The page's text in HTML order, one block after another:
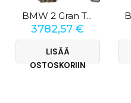
BMW 2 Gran Tourer (F46) 216i
3782,57€
LISÄÄ
OSTOSKORIIN